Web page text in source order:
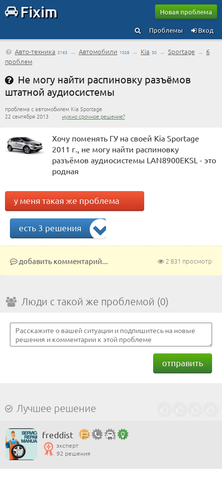
Fixim Новая проблема
Вход
Проблемы
Авто-техника 2163 → Автомобили 1028 → Kia 30 → Sportage → 6
проблем
Не могу найти распиновку разъёмов
штатной аудиосистемы
проблема с автомобилем Kia Sportage
22 сентября 2013 нужно срочное решение?
Хочу поменять ГУ на своей Kia Sportage
2011 г., не могу найти распиновку
разъёмов аудиосистемы LAN8900EKSL - это
родная
у меня такая же проблема
есть 3 решения
2 831 просмотр
добавить комментарий...
Люди с такой же проблемой (0)
отправить
Лучшее решение
freddist
эксперт
92 решения